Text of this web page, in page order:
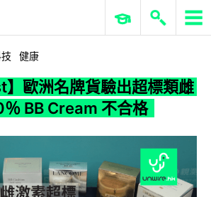
ERP 與商業 AI
健康
】歐洲名牌貨驗出超標類雌
BB Cream 不合格